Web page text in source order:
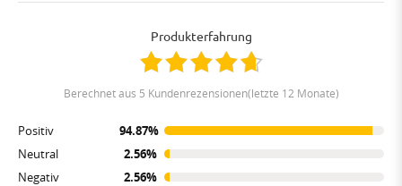
Produkterfahrung
berechnet aus 5 Kundenrezensionen(letzte 12 Monate)
Positiv
94.87%
Neutral
2.56%
Negativ
2.56%